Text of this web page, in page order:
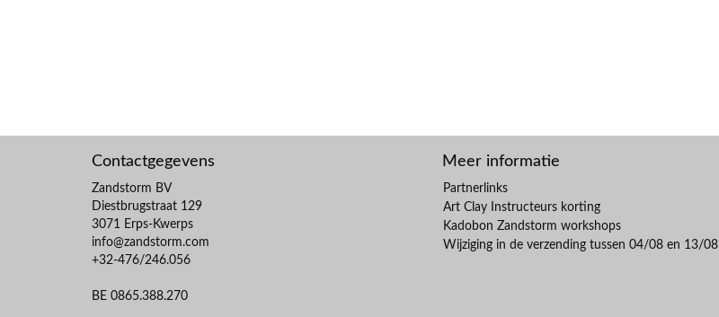
Contactgegevens
Zandstorm BV
Diestbrugstraat 129
3071 Erps-Kwerps
info@zandstorm.com
+32-476/246.056
BE 0865.388.270
Meer informatie
Partnerlinks
Art Clay Instructeurs korting
Kadobon Zandstorm workshops
Wijziging in de verzending tussen 04/08 en 13/08